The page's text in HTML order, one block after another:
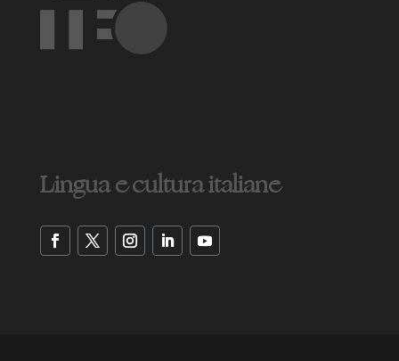
Lingua e cultura italiane